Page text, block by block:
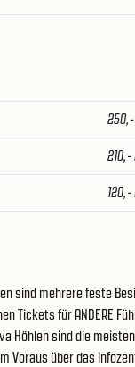
210,-
120,-
sind mehrere feste
Tickets für ANDERE
Höhlen sind die
Voraus über das